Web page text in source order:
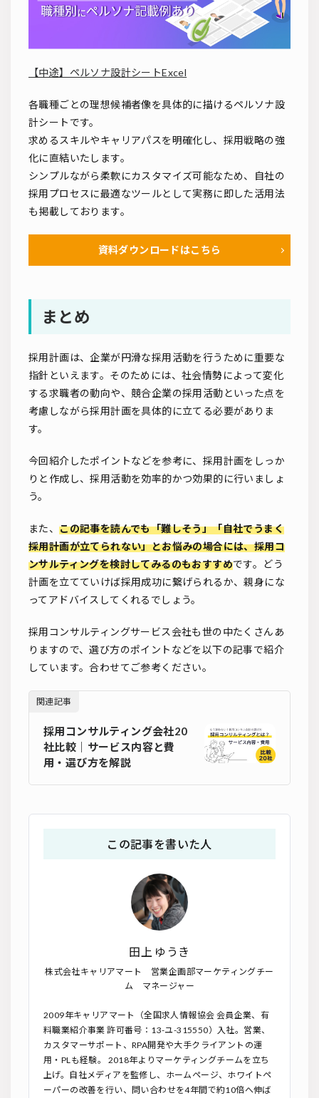
【中途】ペルソナ設計シートExcel
各職種ごとの理想候補者像を具体的に描けるペルソナ設
計シートです。
求めるスキルやキャリアパスを明確化し、採用戦略の強
化に直結いたします。
シンプルながら柔軟にカスタマイズ可能なため、自社の
採用プロセスに最適なツールとして実務に即した活用法
も掲載しております。
資料ダウンロードはこちら
まとめ
採用計画は、企業が円滑な採用活動を行うために重要な
指針といえます。そのためには、社会情勢によって変化
する求職者の動向や、競合企業の採用活動といった点を
考慮しながら採用計画を具体的に立てる必要がありま
す。
今回紹介したポイントなどを参考に、採用計画をしっか
りと作成し、採用活動を効率的かつ効果的に行いましょ
う。
また、この記事を読んでも「難しそう」「自社でうまく
採用計画が立てられない」とお悩みの場合には、採用コ
ンサルティングを検討してみるのもおすすめです。どう
計画を立てていけば採用成功に繋げられるか、親身にな
ってアドバイスしてくれるでしょう。
採用コンサルティングサービス会社も世の中たくさんあ
りますので、選び方のポイントなどを以下の記事で紹介
しています。合わせてご参考ください。
関連記事
採用コンサルティング会社20
社比較｜サービス内容と費
用・選び方を解説
この記事を書いた人
田上 ゆうき
株式会社キャリアマート 営業企画部マーケティングチー
ム マネージャー
2009年キャリアマート（全国求人情報協会 会員企業、有
料職業紹介事業 許可番号：13-ユ-315550）入社。営業、
カスタマーサポート、RPA開発や大手クライアントの運
用・PLも経験。 2018年よりマーケティングチームを立ち
上げ。自社メディアを監修し、ホームページ、ホワイトペ
ーパーの改善を行い、問い合わせを4年間で約10︎倍へ伸ば